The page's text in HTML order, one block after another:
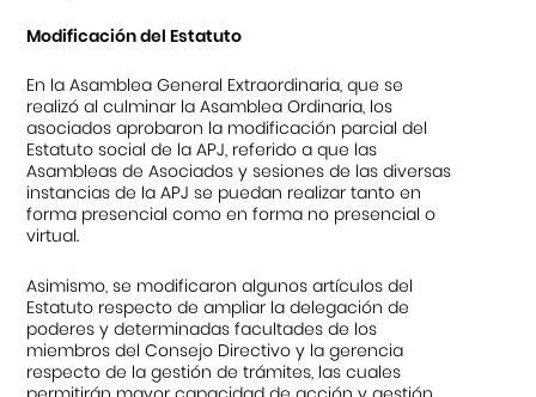
Modificación del Estatuto
En la Asamblea General Extraordinaria, que se
realizó al culminar la Asamblea Ordinaria, los
asociados aprobaron la modificación parcial del
Estatuto social de la APJ, referido a que las
Asambleas de Asociados y sesiones de las diversas
instancias de la APJ se puedan realizar tanto en
forma presencial como en forma no presencial o
virtual.
Asimismo, se modificaron algunos artículos del
Estatuto respecto de ampliar la delegación de
poderes y determinadas facultades de los
miembros del Consejo Directivo y la gerencia
respecto de la gestión de trámites, las cuales